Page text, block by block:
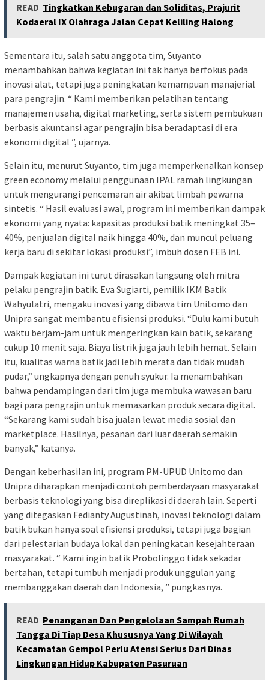
READ Tingkatkan Kebugaran dan Soliditas, Prajurit
Kodaeral IX Olahraga Jalan Cepat Keliling Halong
Sementara itu, salah satu anggota tim, Suyanto
menambahkan bahwa kegiatan ini tak hanya berfokus pada
inovasi alat, tetapi juga peningkatan kemampuan manajerial
para pengrajin. “ Kami memberikan pelatihan tentang
manajemen usaha, digital marketing, serta sistem pembukuan
berbasis akuntansi agar pengrajin bisa beradaptasi di era
ekonomi digital ”, ujarnya.
Selain itu, menurut Suyanto, tim juga memperkenalkan konsep
green economy melalui penggunaan IPAL ramah lingkungan
untuk mengurangi pencemaran air akibat limbah pewarna
sintetis. “ Hasil evaluasi awal, program ini memberikan dampak
ekonomi yang nyata: kapasitas produksi batik meningkat 35–
40%, penjualan digital naik hingga 40%, dan muncul peluang
kerja baru di sekitar lokasi produksi”, imbuh dosen FEB ini.
Dampak kegiatan ini turut dirasakan langsung oleh mitra
pelaku pengrajin batik. Eva Sugiarti, pemilik IKM Batik
Wahyulatri, mengaku inovasi yang dibawa tim Unitomo dan
Unipra sangat membantu efisiensi produksi. “Dulu kami butuh
waktu berjam-jam untuk mengeringkan kain batik, sekarang
cukup 10 menit saja. Biaya listrik juga jauh lebih hemat. Selain
itu, kualitas warna batik jadi lebih merata dan tidak mudah
pudar,” ungkapnya dengan penuh syukur. Ia menambahkan
bahwa pendampingan dari tim juga membuka wawasan baru
bagi para pengrajin untuk memasarkan produk secara digital.
“Sekarang kami sudah bisa jualan lewat media sosial dan
marketplace. Hasilnya, pesanan dari luar daerah semakin
banyak,” katanya.
Dengan keberhasilan ini, program PM-UPUD Unitomo dan
Unipra diharapkan menjadi contoh pemberdayaan masyarakat
berbasis teknologi yang bisa direplikasi di daerah lain. Seperti
yang ditegaskan Fedianty Augustinah, inovasi teknologi dalam
batik bukan hanya soal efisiensi produksi, tetapi juga bagian
dari pelestarian budaya lokal dan peningkatan kesejahteraan
masyarakat. “ Kami ingin batik Probolinggo tidak sekadar
bertahan, tetapi tumbuh menjadi produk unggulan yang
membanggakan daerah dan Indonesia, ” pungkasnya.
READ Penanganan Dan Pengelolaan Sampah Rumah
Tangga Di Tiap Desa Khususnya Yang Di Wilayah
Kecamatan Gempol Perlu Atensi Serius Dari Dinas
Lingkungan Hidup Kabupaten Pasuruan